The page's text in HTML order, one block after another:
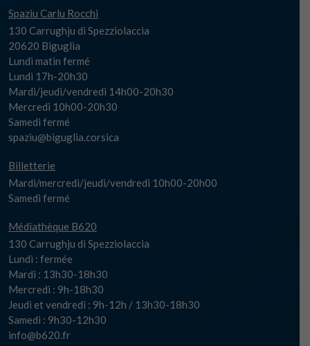
Spaziu Carlu Rocchi
130 Carrughju di Spezziolaccia
20620 Biguglia
Lundi matin fermé
Lundi 17h-20h30
Mardi/jeudi/vendredi 14h00-20h30
Mercredi 10h00-20h30
Samedi fermé
spaziu@biguglia.corsica
Billetterie
Mardi/mercredi/jeudi/vendredi 10h00-20h00
Samedi fermé
Médiathèque B620
130 Carrughju di Spezziolaccia
Lundi : fermée
Mardi : 13h30-18h30
Mercredi : 9h-18h30
Jeudi et vendredi : 9h-12h / 13h30-18h30
Samedi : 9h30-12h30
info@b620.fr